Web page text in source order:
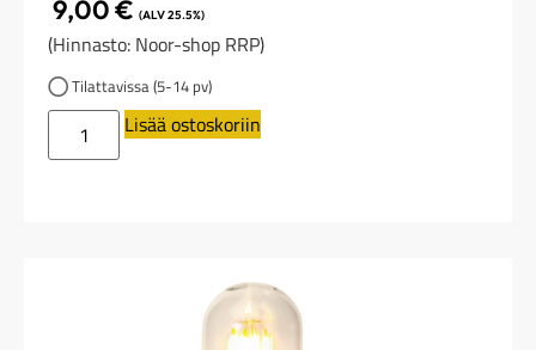
9,00€ (ALV 25.5%)
(Hinnasto: Noor-shop RRP)
Tilattavissa (5-14 pv)
Lisää ostoskoriin